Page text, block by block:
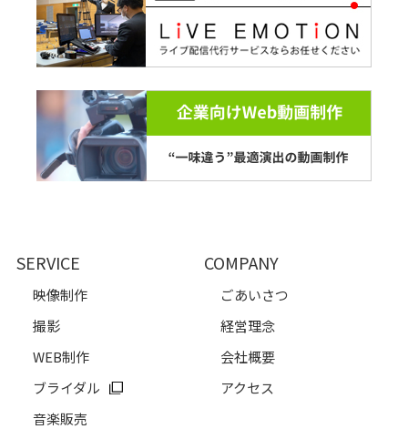
SERVICE
映像制作
撮影
WEB制作
ブライダル
音楽販売
COMPANY
ごあいさつ
経営理念
会社概要
アクセス